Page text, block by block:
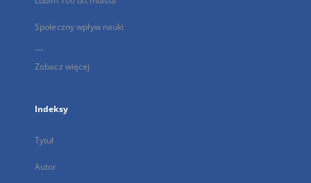
Społeczny wpływ nauki
...
Zobacz więcej
Indeksy
Tytuł
Autor